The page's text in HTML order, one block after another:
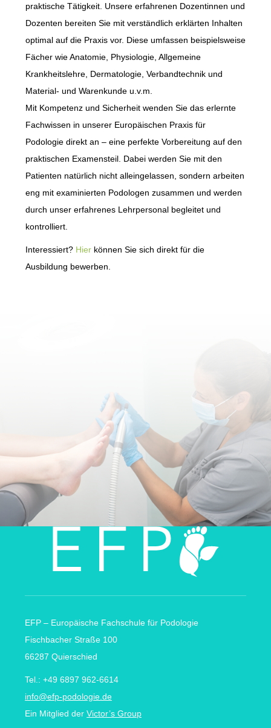
praktische Tätigkeit. Unsere erfahrenen Dozentinnen und
Dozenten bereiten Sie mit verständlich erklärten Inhalten
optimal auf die Praxis vor. Diese umfassen beispielsweise
Fächer wie Anatomie, Physiologie, Allgemeine
Krankheitslehre, Dermatologie, Verbandtechnik und
Material- und Warenkunde u.v.m.
Mit Kompetenz und Sicherheit wenden Sie das erlernte
Fachwissen in unserer Europäischen Praxis für
Podologie direkt an – eine perfekte Vorbereitung auf den
praktischen Examensteil. Dabei werden Sie mit den
Patienten natürlich nicht alleingelassen, sondern arbeiten
eng mit examinierten Podologen zusammen und werden
durch unser erfahrenes Lehrpersonal begleitet und
kontrolliert.
Interessiert? Hier können Sie sich direkt für die
Ausbildung bewerben.
EFP – Europäische Fachschule für Podologie
Fischbacher Straße 100
66287 Quierschied
Tel.: +49 6897 962-6614
info@efp-podologie.de
Ein Mitglied der Victor’s Group